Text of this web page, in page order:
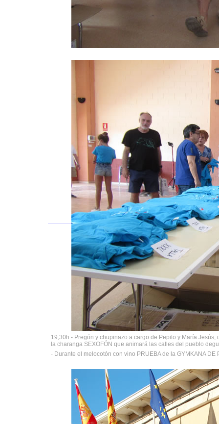
19,30h - Pregón y chupinazo a cargo de Pepito y María
la charanga SEXOFÓN que animará las calles del pueblo
- Durante el melocotón con vino PRUEBA de la GYMKANA DE